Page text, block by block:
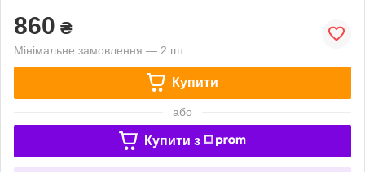
860 ₴
Мінімальне замовлення — 2 шт.
Купити
або
Купити з